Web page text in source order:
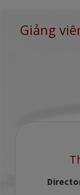
Giảng
Chief